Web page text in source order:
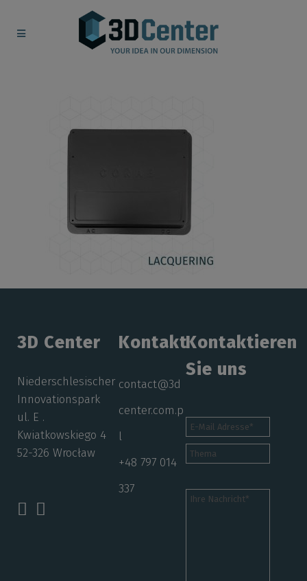
3D Center
Niederschlesischer
Innovationspark
ul. E .
Kwiatkowskiego 4
52-326 Wrocław
Kontakt
contact@3d
center.com.p
l
+48 797 014
337
Kontaktieren
Sie uns